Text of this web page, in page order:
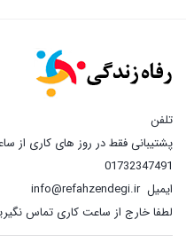
through
16,000,000 تومان
تلفن
پشتیبانی فقط در روز های کاری از ساعت 9 الی 13 و 17 الی 20،
01732347491
ایمیلinfo@refahzendegi.ir
لطفا خارج از ساعت کاری تماس